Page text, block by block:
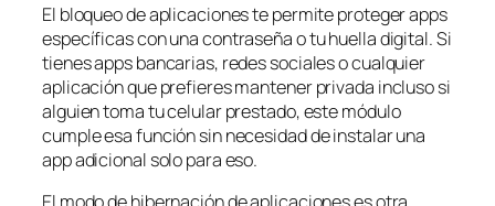
El bloqueo de aplicaciones te permite proteger apps
específicas con una contraseña o tu huella digital. Si
tienes apps bancarias, redes sociales o cualquier
aplicación que prefieres mantener privada incluso si
alguien toma tu celular prestado, este módulo
cumple esa función sin necesidad de instalar una
app adicional solo para eso.